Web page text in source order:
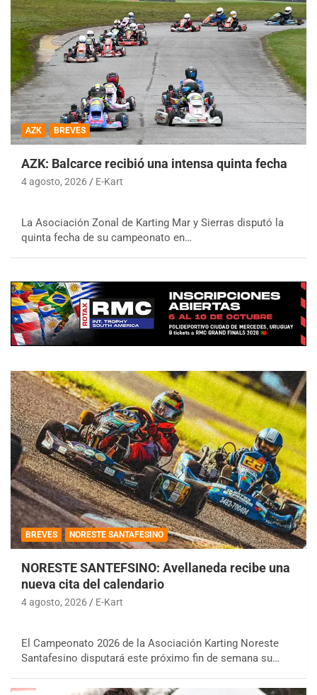
AZK BREVES
AZK: Balcarce recibió una intensa quinta fecha
4 agosto, 2026 E-Kart
La Asociación Zonal de Karting Mar y Sierras disputó la
quinta fecha de su campeonato en…
BREVES NORESTE SANTAFESINO
NORESTE SANTEFSINO: Avellaneda recibe una
nueva cita del calendario
4 agosto, 2026 E-Kart
El Campeonato 2026 de la Asociación Karting Noreste
Santafesino disputará este próximo fin de semana su…